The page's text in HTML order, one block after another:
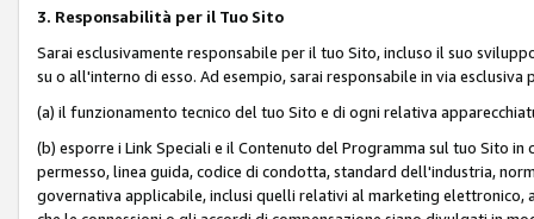
3. Responsabilità per il Tuo Sito
Sarai esclusivamente responsabile per il tuo Sito, incluso il suo
su o all'interno di esso. Ad esempio, sarai responsabile in via esclusiva
(a) il funzionamento tecnico del tuo Sito e di ogni relativa
(b) esporre i Link Speciali e il Contenuto del Programma sul tuo Sito in
permesso, linea guida, codice di condotta, standard dell'industria,
governativa applicabile, inclusi quelli relativi al marketing